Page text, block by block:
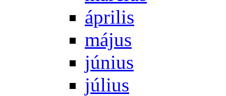
áp­ri­lis
má­jus
jú­ni­us
jú­li­us